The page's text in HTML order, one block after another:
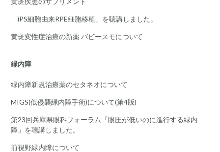
「iPS細胞由来RPE細胞移植」を聴講しました。
黄斑変性症治療の新薬 バビースモについて
緑内障
緑内障新規治療薬のセタネオについて
MIGS(低侵襲緑内障手術)について(第4版)
第23回兵庫県眼科フォーラム「眼圧が低いのに進行する緑内
障」を聴講しました。
前視野緑内障について